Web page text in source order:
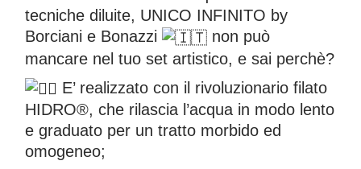
tecniche diluite, UNICO INFINITO by
Borciani e Bonazzi
non può
mancare nel tuo set artistico, e sai perchè?
E’ realizzato con il rivoluzionario filato
HIDRO®, che rilascia l’acqua in modo lento
e graduato per un tratto morbido ed
omogeneo;